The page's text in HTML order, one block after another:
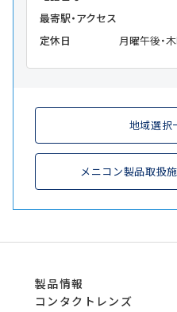
最寄駅・アクセス
定休日
月曜午後・
地域選択
メニコン製品取扱
製品情報
コンタクトレンズ